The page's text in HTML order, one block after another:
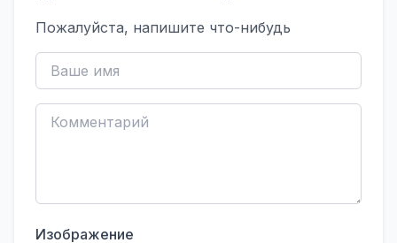
Пожалуйста, напишите что-нибудь
Изображение